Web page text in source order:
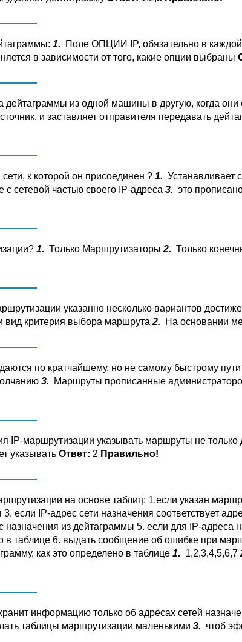
1. Поле ОПЦИИ IP, обязательно в
в зависимости от того, какие опции выбраны
дейтаграммы из одной машины в другую, когда
и заставляет отправителя передавать
сети, к которой он присоединен ? 1. Устанавливает
сетевой частью своего IP-адреса 3. это
1. Только Маршрутизаторы 2. Только
указанно несколько вариантов
вид критерия выбора маршрута 2. На основании
по кратчайшему, но не самому быстрому пути
3. Маршруты прописанные
IP-маршрутизации указывать маршруты не только
указывать Ответ: 2 Правильно!
на основе таблиц: 1.если указан
если IP-адрес сети назначения соответствует
назначения из дейтаграммы 5. если для IP-адреса
таблице 6. выдать сообщение об ошибке при
как это определено в таблице 1. 1,2,3,4,5,6,7
информацию только об адресах сетей
таблицы маршрутизации маленькими 3. чтоб